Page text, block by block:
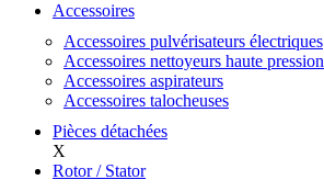
Accessoires
Accessoires pulvérisateurs électriques
Accessoires nettoyeurs haute pression
Accessoires aspirateurs
Accessoires talocheuses
Pièces détachées
X
Rotor / Stator